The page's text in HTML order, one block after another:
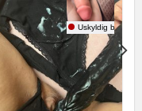
Uskyldig bandit